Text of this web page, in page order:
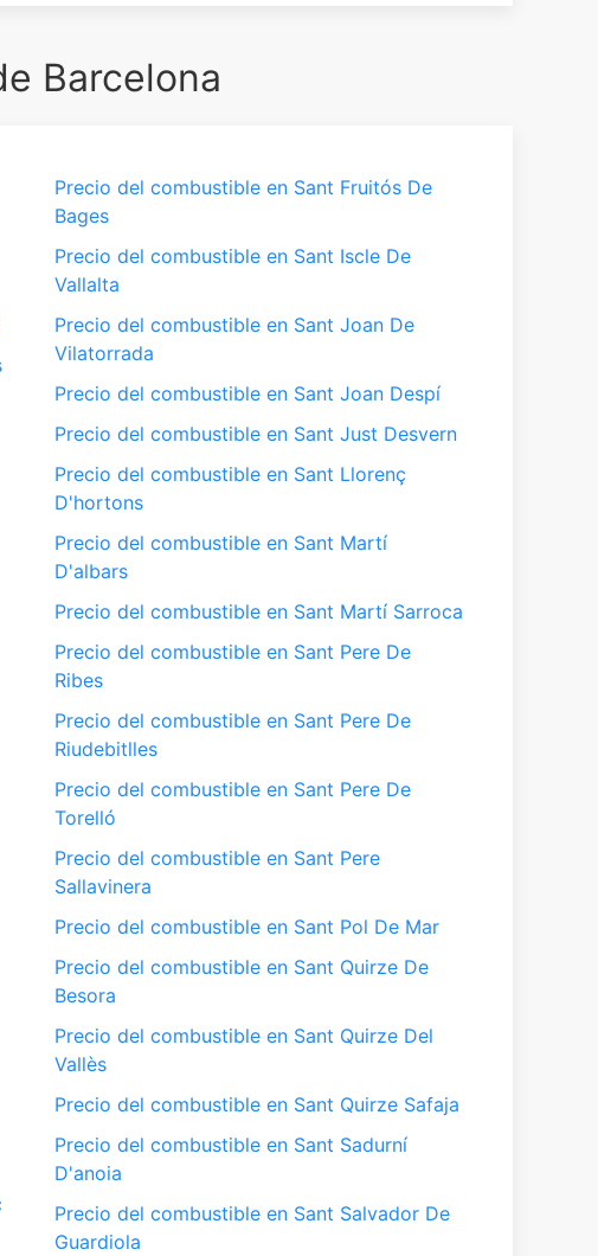
Barcelona
Precio del combustible en Sant Fruitós De
Bages
Precio del combustible en Sant Iscle De
Vallalta
Precio del combustible en Sant Joan De
Vilatorrada
Precio del combustible en Sant Joan Despí
Precio del combustible en Sant Just Desvern
Precio del combustible en Sant Llorenç
D'hortons
Precio del combustible en Sant Martí
D'albars
Precio del combustible en Sant Martí Sarroca
Precio del combustible en Sant Pere De
Ribes
Precio del combustible en Sant Pere De
Riudebitlles
Precio del combustible en Sant Pere De
Torelló
Precio del combustible en Sant Pere
Sallavinera
Precio del combustible en Sant Pol De Mar
Precio del combustible en Sant Quirze De
Besora
Precio del combustible en Sant Quirze Del
Vallès
Precio del combustible en Sant Quirze Safaja
Precio del combustible en Sant Sadurní
D'anoia
Precio del combustible en Sant Salvador De
Guardiola